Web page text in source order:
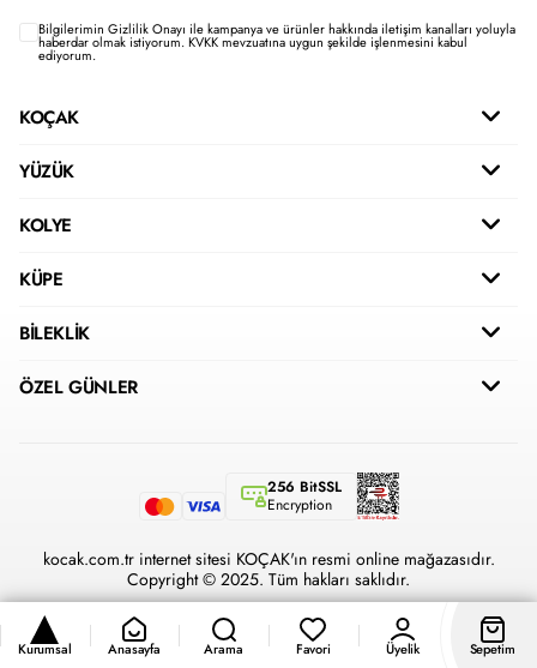
Kurumsal Anasayfa Arama Favori Üyelik Sepetim
Bilgilerimin Gizlilik Onayı ile kampanya ve ürünler hakkında iletişim kanalları yoluyla
haberdar olmak istiyorum.KVKK mevzuatına uygun şekilde işlenmesini kabul
ediyorum.
KOÇAK
YÜZÜK
KOLYE
KÜPE
BİLEKLİK
ÖZEL GÜNLER
256 BitSSL
Encryption
kocak.com.tr internet sitesi KOÇAK'ın resmi online mağazasıdır.
Copyright © 2025. Tüm hakları saklıdır.
Hipotenüs Yeni Nesil E-Ticaret Sistemleri ile Hazırlanmıştır.